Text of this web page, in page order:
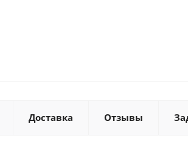
Доставка Отзывы